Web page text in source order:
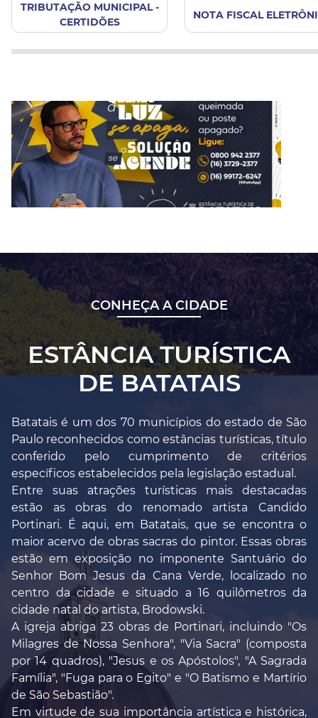
TRIBUTAÇÃO MUNICIPAL -
CERTIDÕES
NOTA FISCAL
CONHEÇA A CIDADE
ESTÂNCIA TURÍSTICA
DE BATATAIS
Batatais é um dos 70 municípios do estado de São
Paulo reconhecidos como estâncias turísticas, título
conferido pelo cumprimento de critérios
específicos estabelecidos pela legislação estadual.
Entre suas atrações turísticas mais destacadas
estão as obras do renomado artista Candido
Portinari. É aqui, em Batatais, que se encontra o
maior acervo de obras sacras do pintor. Essas obras
estão em exposição no imponente Santuário do
Senhor Bom Jesus da Cana Verde, localizado no
centro da cidade e situado a 16 quilômetros da
cidade natal do artista, Brodowski.
A igreja abriga 23 obras de Portinari, incluindo "Os
Milagres de Nossa Senhora", "Via Sacra" (composta
por 14 quadros), "Jesus e os Apóstolos", "A Sagrada
Família", "Fuga para o Egito" e "O Batismo e Martírio
de São Sebastião".
Em virtude de sua importância artística e histórica,